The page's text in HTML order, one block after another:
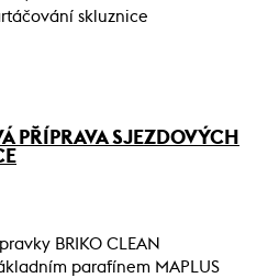
skluznice
PŘÍPRAVA SJEZDOVÝCH
BRIKO CLEAN
parafínem MAPLUS